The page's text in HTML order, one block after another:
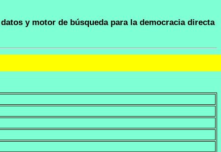
datos y motor de búsqueda para la democracia directa